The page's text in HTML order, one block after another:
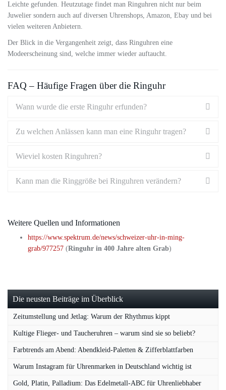
Leichte gefunden. Heutzutage findet man Ringuhren nicht nur beim
Juwelier sondern auch auf diversen Uhrenshops, Amazon, Ebay und bei
vielen weiteren Anbietern.
Der Blick in die Vergangenheit zeigt, dass Ringuhren eine
Modeerscheinung sind, welche immer wieder auftaucht.
FAQ – Häufige Fragen über die Ringuhr
Wann wurde die erste Ringuhr erfunden?
Zu welchen Anlässen kann man eine Ringuhr tragen?
Wieviel kosten Ringuhren?
Kann man die Ringgröße bei Ringuhren verändern?
Weitere Quellen und Informationen
https://www.spektrum.de/news/schweizer-uhr-in-ming-
grab/977257 (Ringuhr in 400 Jahre alten Grab)
Die neusten Beiträge im Überblick
Zeitumstellung und Jetlag: Warum der Rhythmus kippt
Kultige Flieger- und Taucheruhren – warum sind sie so beliebt?
Farbtrends am Abend: Abendkleid-Paletten & Zifferblattfarben
Warum Instagram für Uhrenmarken in Deutschland wichtig ist
Gold, Platin, Palladium: Das Edelmetall-ABC für Uhrenliebhaber